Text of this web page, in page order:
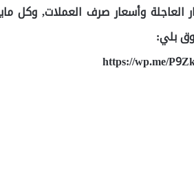
العاجلة وأسعار صرف العملات, وكل
بلي:
https://wp.me/